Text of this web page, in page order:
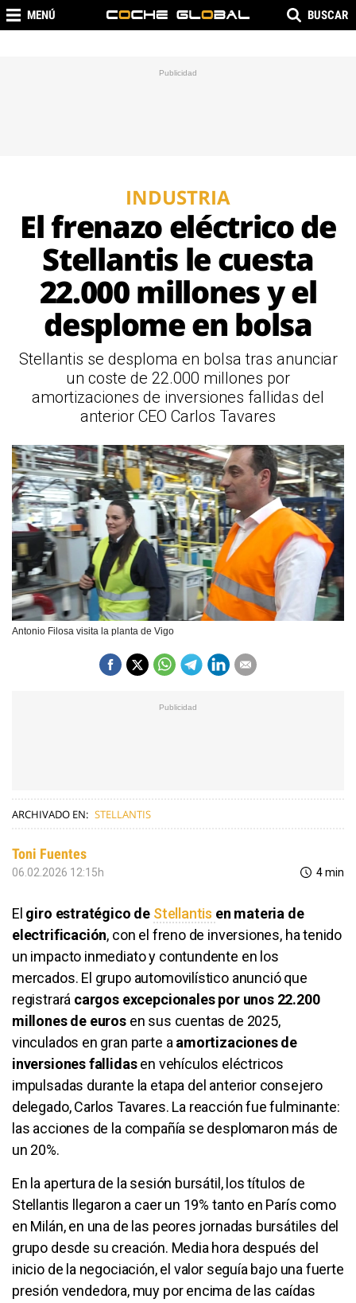
MENÚ BUSCAR
INDUSTRIA
El frenazo eléctrico de
Stellantis le cuesta
22.000 millones y el
desplome en bolsa
Stellantis se desploma en bolsa tras anunciar
un coste de 22.000 millones por
amortizaciones de inversiones fallidas del
anterior CEO Carlos Tavares
Antonio Filosa visita la planta de Vigo
ARCHIVADO EN: STELLANTIS
Toni Fuentes
06.02.2026 12:15h 4 min
El giro estratégico de Stellantis en materia de
electrificación, con el freno de inversiones, ha tenido
un impacto inmediato y contundente en los
mercados. El grupo automovilístico anunció que
registrará cargos excepcionales por unos 22.200
millones de eurosen sus cuentas de 2025,
vinculados en gran parte a amortizaciones de
inversiones fallidasen vehículos eléctricos
impulsadas durante la etapa del anterior consejero
delegado, Carlos Tavares. La reacción fue fulminante:
las acciones de la compañía se desplomaron más de
un 20%.
En la apertura de la sesión bursátil, los títulos de
Stellantis llegaron a caer un 19% tanto en París como
en Milán, en una de las peores jornadas bursátiles del
grupo desde su creación. Media hora después del
inicio de la negociación, el valor seguía bajo una fuerte
presión vendedora, muy por encima de las caídas